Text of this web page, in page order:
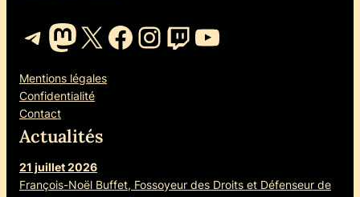
Telegram
Mastodon
X Facebook
Instagram
Twitch
YouTube
Mentions légales
Confidentialité
Contact
Actualités
21 juillet 2026
François-Noël Buffet, Fossoyeur des Droits et Défenseur de